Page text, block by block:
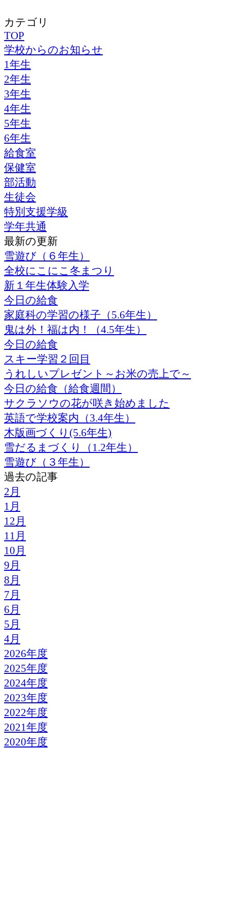
カテゴリ
TOP
学校からのお知らせ
1年生
2年生
3年生
4年生
5年生
6年生
給食室
保健室
部活動
生徒会
特別支援学級
学年共通
最新の更新
雪遊び（６年生）
全校にこにこ冬まつり
新１年生体験入学
今日の給食
家庭科の学習の様子（5.6年生）
鬼は外！福は内！（4.5年生）
今日の給食
スキー学習２回目
うれしいプレゼント～お米の売上で～
今日の給食（給食週間）
サクラソウの花が咲き始めました
英語で学校案内（3.4年生）
木版画づくり(5.6年生)
雪だるまづくり（1.2年生）
雪遊び（３年生）
過去の記事
2月
1月
12月
11月
10月
9月
8月
7月
6月
5月
4月
2026年度
2025年度
2024年度
2023年度
2022年度
2021年度
2020年度